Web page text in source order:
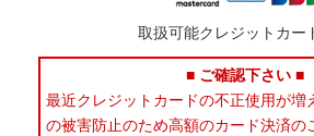
取扱可能クレジットカー
■ ご確認下さい ■
最近クレジットカードの不正使用が増
の被害防止のため高額のカード決済の